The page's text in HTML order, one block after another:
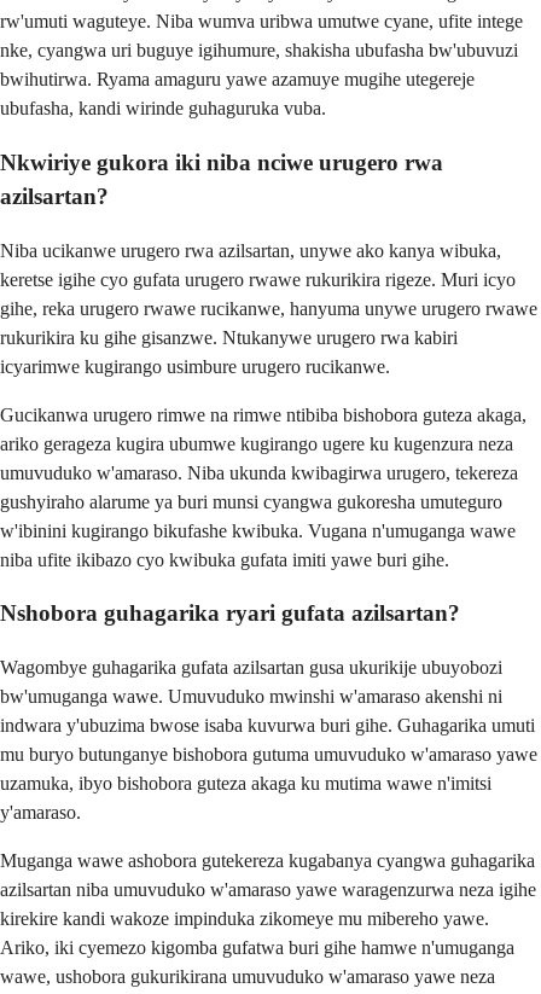
rw'umuti waguteye. Niba wumva uribwa umutwe cyane, ufite intege
nke, cyangwa uri buguye igihumure, shakisha ubufasha bw'ubuvuzi
bwihutirwa. Ryama amaguru yawe azamuye mugihe utegereje
ubufasha, kandi wirinde guhaguruka vuba.
Nkwiriye gukora iki niba nciwe urugero rwa
azilsartan?
Niba ucikanwe urugero rwa azilsartan, unywe ako kanya wibuka,
keretse igihe cyo gufata urugero rwawe rukurikira rigeze. Muri icyo
gihe, reka urugero rwawe rucikanwe, hanyuma unywe urugero rwawe
rukurikira ku gihe gisanzwe. Ntukanywe urugero rwa kabiri
icyarimwe kugirango usimbure urugero rucikanwe.
Gucikanwa urugero rimwe na rimwe ntibiba bishobora guteza akaga,
ariko gerageza kugira ubumwe kugirango ugere ku kugenzura neza
umuvuduko w'amaraso. Niba ukunda kwibagirwa urugero, tekereza
gushyiraho alarume ya buri munsi cyangwa gukoresha umuteguro
w'ibinini kugirango bikufashe kwibuka. Vugana n'umuganga wawe
niba ufite ikibazo cyo kwibuka gufata imiti yawe buri gihe.
Nshobora guhagarika ryari gufata azilsartan?
Wagombye guhagarika gufata azilsartan gusa ukurikije ubuyobozi
bw'umuganga wawe. Umuvuduko mwinshi w'amaraso akenshi ni
indwara y'ubuzima bwose isaba kuvurwa buri gihe. Guhagarika umuti
mu buryo butunganye bishobora gutuma umuvuduko w'amaraso yawe
uzamuka, ibyo bishobora guteza akaga ku mutima wawe n'imitsi
y'amaraso.
Muganga wawe ashobora gutekereza kugabanya cyangwa guhagarika
azilsartan niba umuvuduko w'amaraso yawe waragenzurwa neza igihe
kirekire kandi wakoze impinduka zikomeye mu mibereho yawe.
Ariko, iki cyemezo kigomba gufatwa buri gihe hamwe n'umuganga
wawe, ushobora gukurikirana umuvuduko w'amaraso yawe neza